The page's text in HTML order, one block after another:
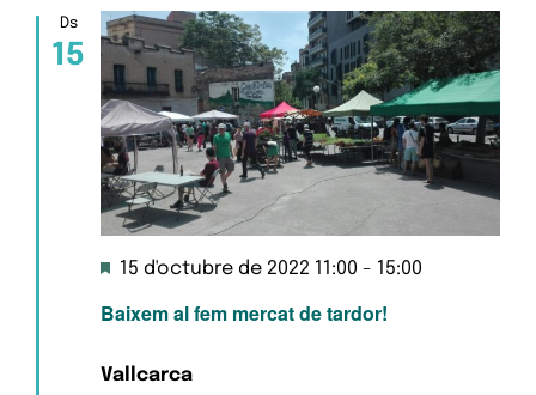
Ds
15
Baixem al fem mercat de tardor!
Destacats
15 d'octubre de 2022 11:00 - 15:00
Vallcarca